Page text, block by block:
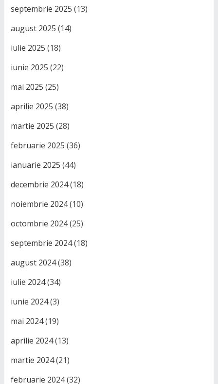
septembrie 2025 (13)
august 2025 (14)
iulie 2025 (18)
iunie 2025 (22)
mai 2025 (25)
aprilie 2025 (38)
martie 2025 (28)
februarie 2025 (36)
ianuarie 2025 (44)
decembrie 2024(18)
noiembrie 2024(10)
octombrie 2024(25)
septembrie 2024(18)
august 2024(38)
iulie 2024(34)
iunie 2024(3)
mai 2024(19)
aprilie 2024(13)
martie 2024(21)
februarie 2024(32)